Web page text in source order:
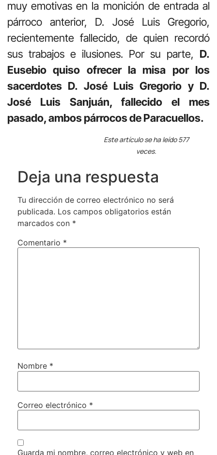
muy emotivas en la monición de entrada al
párroco anterior, D. José Luis Gregorio,
recientemente fallecido, de quien recordó
sus trabajos e ilusiones. Por su parte, D.
Eusebio quiso ofrecer la misa por los
sacerdotes D. José Luis Gregorio y D.
José Luis Sanjuán, fallecido el mes
pasado, ambos párrocos de Paracuellos.
Este artículo se ha leído 577
veces.
Deja una respuesta
Tu dirección de correo electrónico no será
publicada. Los campos obligatorios están
marcados con *
Comentario *
Nombre *
Correo electrónico *
Guarda mi nombre, correo electrónico y web en